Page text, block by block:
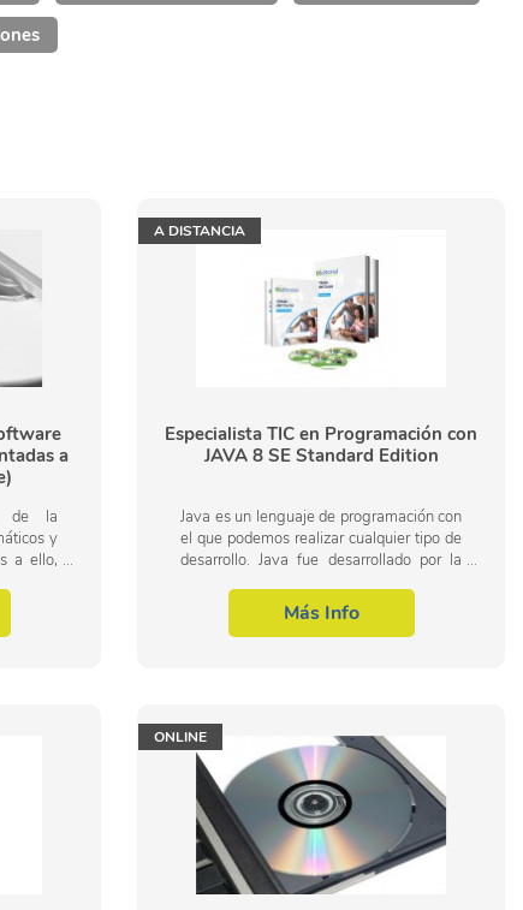
a
de la
y
a ello,
A DISTANCIA
Especialista TIC en Programación con
JAVA 8 SE Standard Edition
Java es un lenguaje de programación con
el que podemos realizar cualquier tipo de
desarrollo. Java fue desarrollado por la
enfocado a cubrir las necesidades...
Más Info
ONLINE